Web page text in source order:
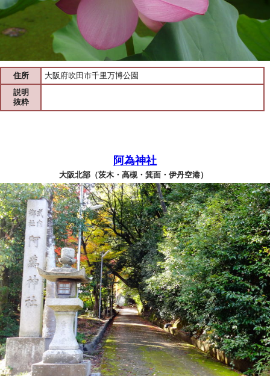
住所
大阪府吹田市千里万博公園
説明
抜粋
阿為神社
大阪北部（茨木・高槻・箕面・伊丹空港）